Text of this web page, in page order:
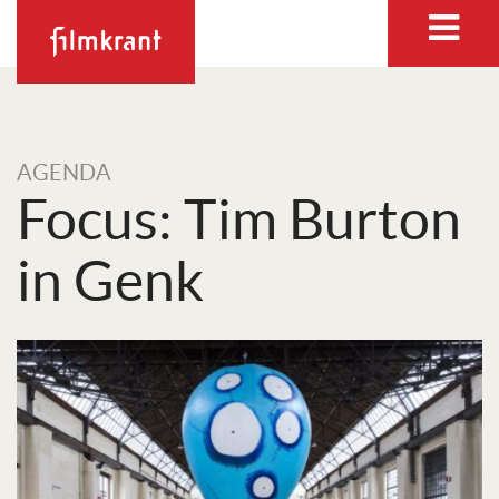
AGENDA
Focus: Tim Burton
in Genk